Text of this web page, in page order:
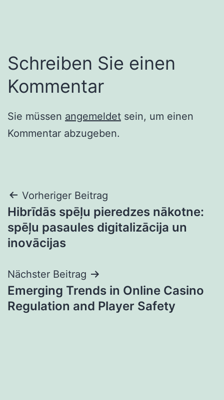
Schreiben Sie einen
Kommentar
Sie müssen angemeldet sein, um einen
Kommentar abzugeben.
Beitragsnavigation
Vorheriger Beitrag
Hibrīdās spēļu pieredzes nākotne:
spēļu pasaules digitalizācija un
inovācijas
Nächster Beitrag
Emerging Trends in Online Casino
Regulation and Player Safety